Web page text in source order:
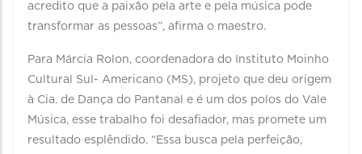
acredito que a paixão pela arte e pela música pode
transformar as pessoas”, afirma o maestro.
Para Márcia Rolon, coordenadora do Instituto Moinho
Cultural Sul- Americano (MS), projeto que deu origem
à Cia. de Dança do Pantanal e é um dos polos do Vale
Música, esse trabalho foi desafiador, mas promete um
resultado esplêndido. “Essa busca pela perfeição,